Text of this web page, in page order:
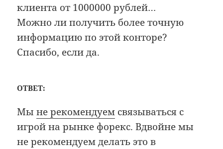
клиента от 1000000 рублей…
Можно ли получить более точную
информацию по этой конторе?
Спасибо, если да.
ОТВЕТ:
Мыне рекомендуем связываться с
игрой на рынке форекс. Вдвойне мы
не рекомендуем делать это в